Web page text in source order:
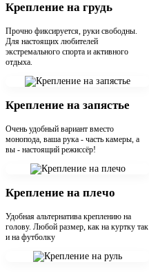
Крепление на грудь
Прочно фиксируется, руки свободны.
Для настоящих любителей
экстремального спорта и активного
отдыха.
Крепление на запястье
Очень удобный вариант вместо
монопода, ваша рука - часть камеры, а
вы - настоящий режиссёр!
Крепление на плечо
Удобная альтернатива креплению на
голову. Любой размер, как на куртку так
и на футболку